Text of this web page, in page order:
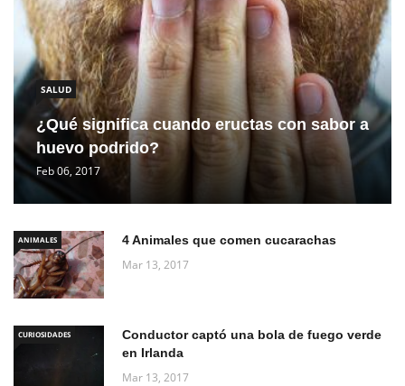
SALUD
¿Qué significa cuando eructas con sabor a
huevo podrido?
Feb 06, 2017
ANIMALES 4 Animales que comen cucarachas
Mar 13, 2017
CURIOSIDADES
Conductor captó una bola de fuego verde
en Irlanda
Mar 13, 2017